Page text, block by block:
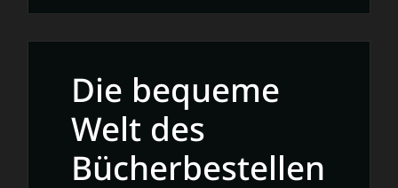
und
Tricks
Kauf
gebrauchten
Büchern
Die bequeme
Welt des
Bücherbestellen